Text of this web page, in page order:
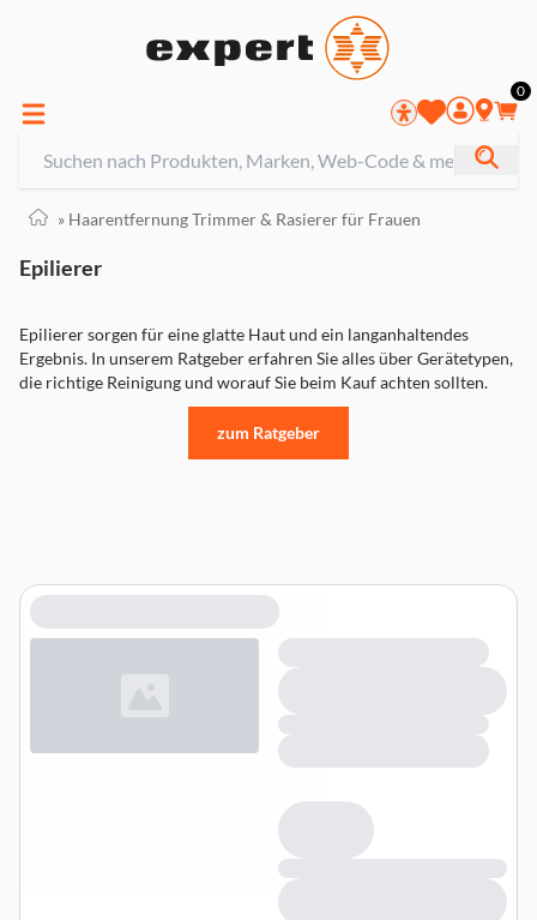
0
» Haarentfernung Trimmer & Rasierer für Frauen
Epilierer
Epilierer sorgen für eine glatte Haut und ein langanhaltendes
Ergebnis. In unserem Ratgeber erfahren Sie alles über Gerätetypen,
die richtige Reinigung und worauf Sie beim Kauf achten sollten.